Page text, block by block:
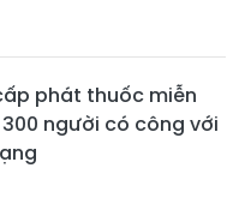
phát thuốc miễn
người có công với